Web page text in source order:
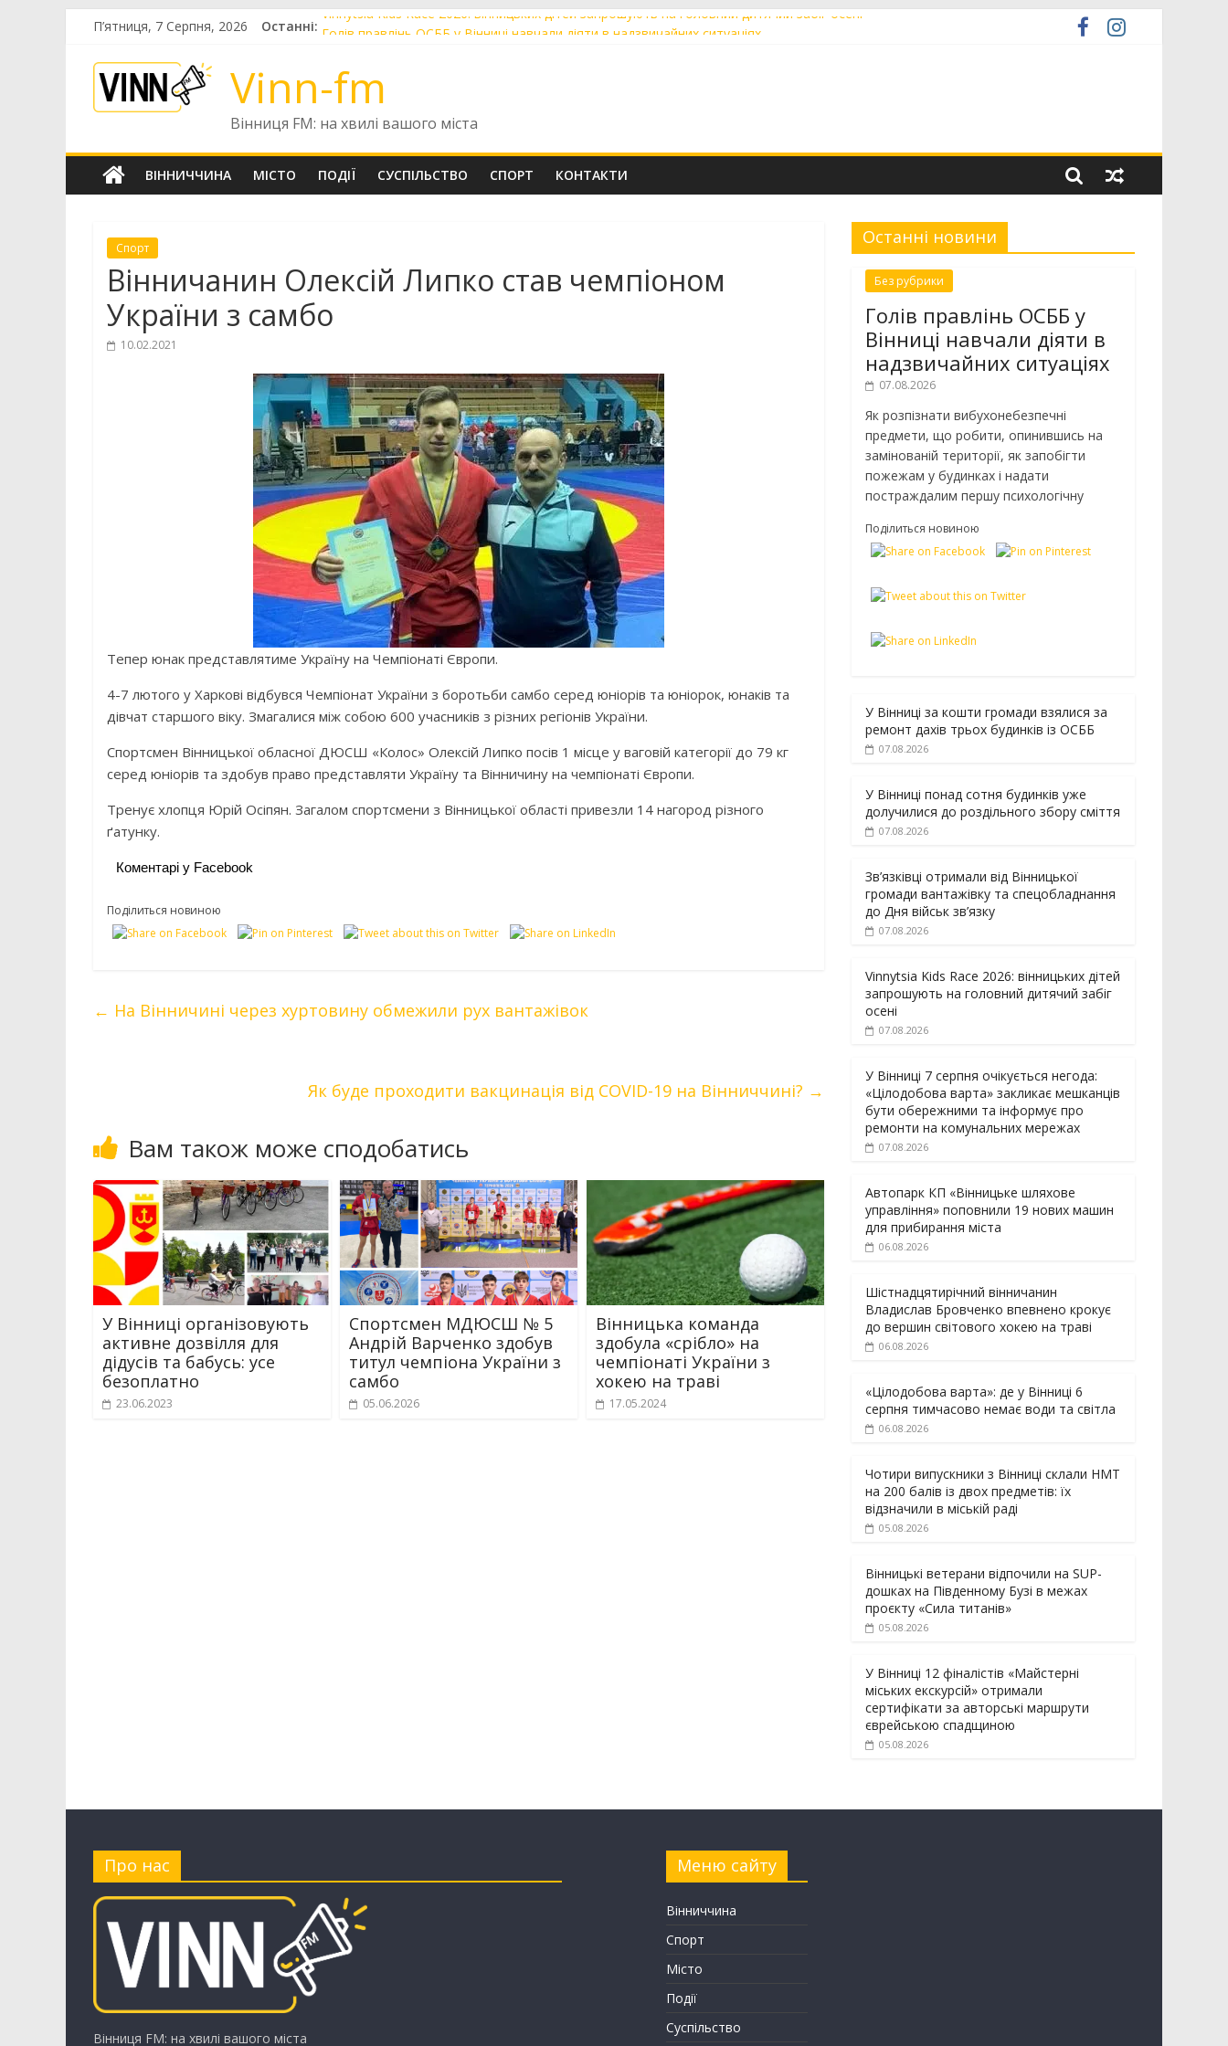
content
П’ятниця, 7 Серпня, 2026 Останні: Vinnytsia Kids Race 2026: вінницьких дітей запрошують на головний дитячий забіг осені
У Вінниці понад сотня будинків уже долучилися до роздільного збору сміття
Зв’язківці отримали від Вінницької громади вантажівку та спецобладнання до Дня військ зв’язку
Vinn-fm
Вінниця FM: на хвилі вашого міста
ВІННИЧЧИНА МІСТО ПОДІЇ СУСПІЛЬСТВО СПОРТ КОНТАКТИ
Спорт
Вінничанин Олексій Липко став чемпіоном
України з самбо
10.02.2021
Тепер юнак представлятиме Україну на Чемпіонаті Європи.
4-7 лютого у Харкові відбувся Чемпіонат України з боротьби самбо серед юніорів та юніорок, юнаків та
дівчат старшого віку. Змагалися між собою 600 учасників з різних регіонів України.
Спортсмен Вінницької обласної ДЮСШ «Колос» Олексій Липко посів 1 місце у ваговій категорії до 79 кг
серед юніорів та здобув право представляти Україну та Вінничину на чемпіонаті Європи.
Тренує хлопця Юрій Осіпян. Загалом спортсмени з Вінницької області привезли 14 нагород різного
ґатунку.
Коментарі у Facebook
Поділиться новиною
← На Вінничині через хуртовину обмежили рух вантажівок
Як буде проходити вакцинація від COVID-19 на Вінниччині? →
Вам також може сподобатись
У Вінниці організовують
активне дозвілля для
дідусів та бабусь: усе
безоплатно
23.06.2023
Спортсмен МДЮСШ № 5
Андрій Варченко здобув
титул чемпіона України з
самбо
05.06.2026
Вінницька команда
здобула «срібло» на
чемпіонаті України з
хокею на траві
17.05.2024
Останні новини
Без рубрики
Голів правлінь ОСББ у
Вінниці навчали діяти в
надзвичайних ситуаціях
07.08.2026
Як розпізнати вибухонебезпечні
предмети, що робити, опинившись на
замінованій території, як запобігти
пожежам у будинках і надати
постраждалим першу психологічну
Поділиться новиною
У Вінниці за кошти громади взялися за
ремонт дахів трьох будинків із ОСББ
07.08.2026
У Вінниці понад сотня будинків уже
долучилися до роздільного збору сміття
07.08.2026
Зв’язківці отримали від Вінницької
громади вантажівку та спецобладнання
до Дня військ зв’язку
07.08.2026
Vinnytsia Kids Race 2026: вінницьких дітей
запрошують на головний дитячий забіг
осені
07.08.2026
У Вінниці 7 серпня очікується негода:
«Цілодобова варта» закликає мешканців
бути обережними та інформує про
ремонти на комунальних мережах
07.08.2026
Автопарк КП «Вінницьке шляхове
управління» поповнили 19 нових машин
для прибирання міста
06.08.2026
Шістнадцятирічний вінничанин
Владислав Бровченко впевнено крокує
до вершин світового хокею на траві
06.08.2026
«Цілодобова варта»: де у Вінниці 6
серпня тимчасово немає води та світла
06.08.2026
Чотири випускники з Вінниці склали НМТ
на 200 балів із двох предметів: їх
відзначили в міській раді
05.08.2026
Вінницькі ветерани відпочили на SUP-
дошках на Південному Бузі в межах
проєкту «Сила титанів»
05.08.2026
У Вінниці 12 фіналістів «Майстерні
міських екскурсій» отримали
сертифікати за авторські маршрути
єврейською спадщиною
05.08.2026
Про нас
Вінниця FM: на хвилі вашого міста
Меню сайту
Вінниччина
Спорт
Місто
Події
Суспільство